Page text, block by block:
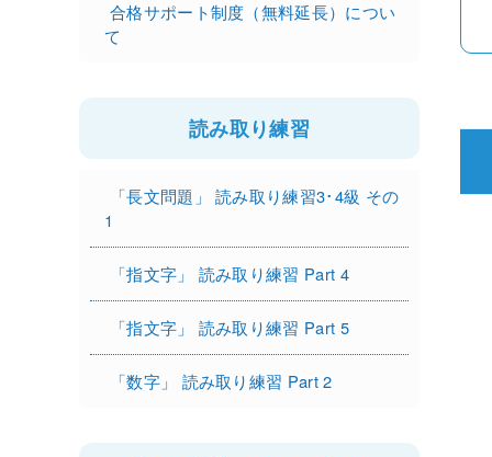
合格サポート制度（無料延長）につい
て
読み取り練習
「長文問題」 読み取り練習3･4級 その
1
「指文字」 読み取り練習 Part 4
「指文字」 読み取り練習 Part 5
「数字」 読み取り練習 Part 2